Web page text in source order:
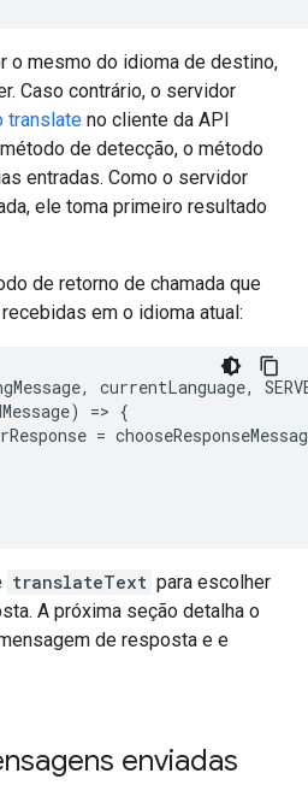
o mesmo do idioma de destino,
Caso contrário, o servidor
translate no cliente da API
de detecção, o método
entradas. Como o servidor
ele toma primeiro resultado
de retorno de chamada que
em o idioma atual:
currentLanguage,
=> {
=
translateText para escolher
A próxima seção detalha o
de resposta e e
enviadas